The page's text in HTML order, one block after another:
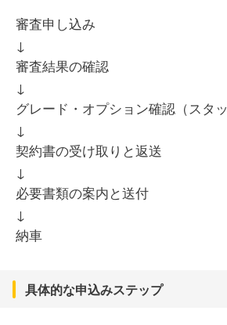
めてカーリースを利用する人でも安心し
ビスだと感じました。
ービスである点は、契約前にしっかり理
意点です。
20代 男性
識違いが起きやすいことです。特に返却
行距離に関する条件は事前確認が必要だ
少し物足りなさを感じるかもしれません
審査申し込み
↓
審査結果の確認
↓
グレード・オプション確認（スタ
↓
契約書の受け取りと返送
↓
必要書類の案内と送付
↓
納車
具体的な申込みステップ